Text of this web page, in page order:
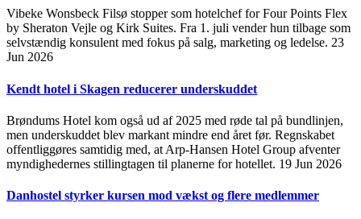
Vibeke Wonsbeck Filsø stopper som hotelchef for Four Points Flex
by Sheraton Vejle og Kirk Suites. Fra 1. juli vender hun tilbage som
selvstændig konsulent med fokus på salg, marketing og ledelse. 23
Jun 2026
Kendt hotel i Skagen reducerer underskuddet
Brøndums Hotel kom også ud af 2025 med røde tal på bundlinjen,
men underskuddet blev markant mindre end året før. Regnskabet
offentliggøres samtidig med, at Arp-Hansen Hotel Group afventer
myndighedernes stillingtagen til planerne for hotellet. 19 Jun 2026
Danhostel styrker kursen mod vækst og flere medlemmer